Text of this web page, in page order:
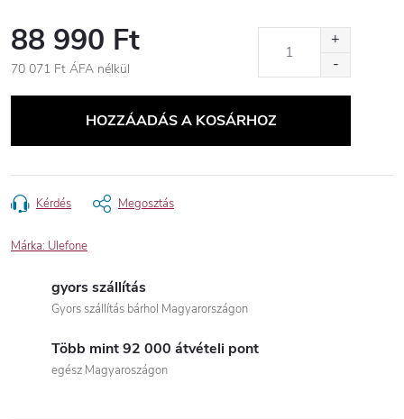
88 990 Ft
70 071 Ft ÁFA nélkül
HOZZÁADÁS A KOSÁRHOZ
Kérdés Megosztás
Márka: Ulefone
gyors szállítás
Gyors szállítás bárhol Magyarországon
Több mint 92 000 átvételi pont
egész Magyaroszágon